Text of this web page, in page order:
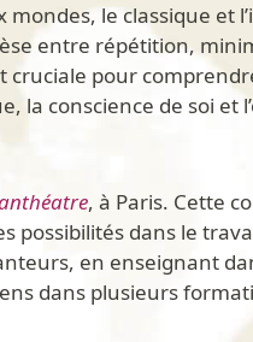
mondes, le classique et
entre répétition,
cruciale pour
la conscience de soi et
, à Paris. Cette
possibilités dans le
en enseignant
dans plusieurs